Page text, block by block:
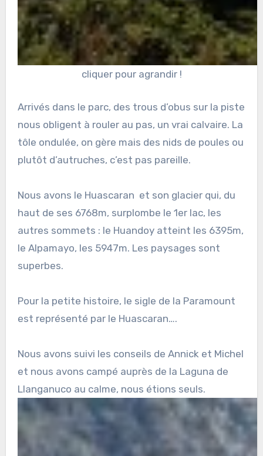
cliquer pour agrandir !
Arrivés dans le parc, des trous d’obus sur la piste
nous obligent à rouler au pas, un vrai calvaire. La
tôle ondulée, on gère mais des nids de poules ou
plutôt d’autruches, c’est pas pareille.
Nous avons le Huascaran et son glacier qui, du
haut de ses 6768m, surplombe le 1er lac, les
autres sommets : le Huandoy atteint les 6395m,
le Alpamayo, les 5947m. Les paysages sont
superbes.
Pour la petite histoire, le sigle de la Paramount
est représenté par le Huascaran….
Nous avons suivi les conseils de Annick et Michel
et nous avons campé auprès de la Laguna de
Llanganuco au calme, nous étions seuls.